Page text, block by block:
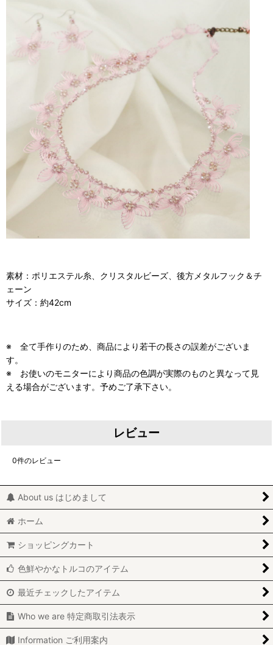
素材：ポリエステル糸、クリスタルビーズ、後方メタルフック＆チ
ェーン
サイズ：約42cm
※ 全て手作りのため、商品により若干の長さの誤差がございま
す。
※ お使いのモニターにより商品の色調が実際のものと異なって見
える場合がございます。予めご了承下さい。
レビュー
0件のレビュー
About us はじめまして
ホーム
ショッピングカート
色鮮やかなトルコのアイテム
最近チェックしたアイテム
Who we are 特定商取引法表示
Information ご利用案内